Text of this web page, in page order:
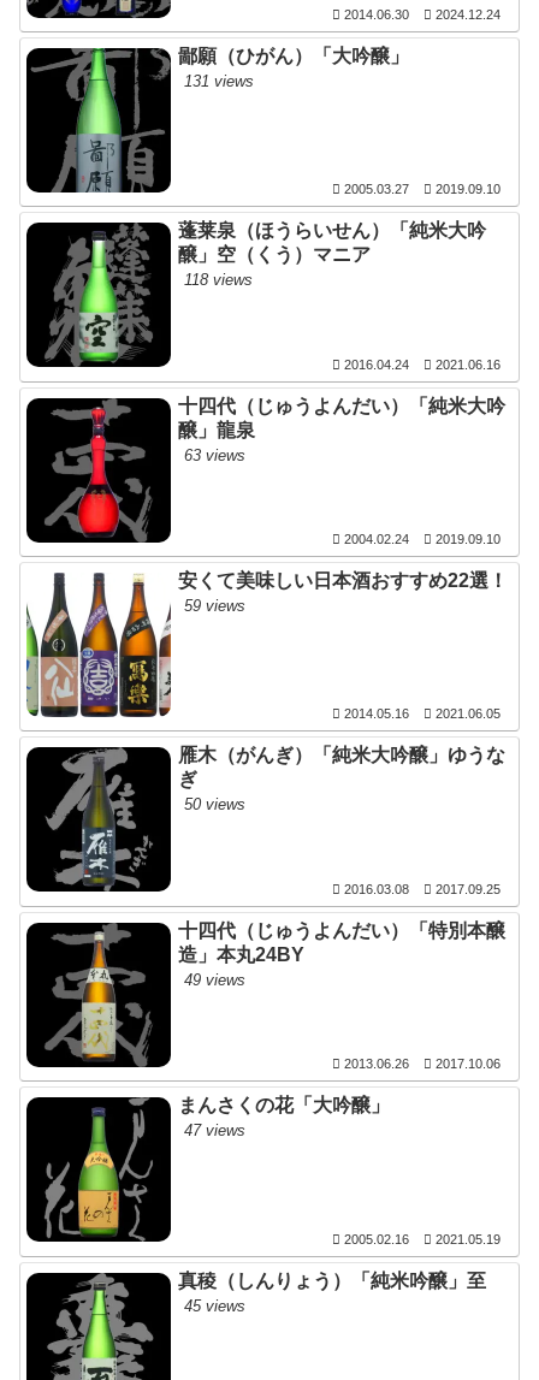
2014.06.30 2024.12.24
鄙願（ひがん）「大吟醸」
131 views
2005.03.27 2019.09.10
蓬莱泉（ほうらいせん）「純米大吟
醸」空（くう）マニア
118 views
2016.04.24 2021.06.16
十四代（じゅうよんだい）「純米大吟
醸」龍泉
63 views
2004.02.24 2019.09.10
安くて美味しい日本酒おすすめ22選！
59 views
2014.05.16 2021.06.05
雁木（がんぎ）「純米大吟醸」ゆうな
ぎ
50 views
2016.03.08 2017.09.25
十四代（じゅうよんだい）「特別本醸
造」本丸24BY
49 views
2013.06.26 2017.10.06
まんさくの花「大吟醸」
47 views
2005.02.16 2021.05.19
真稜（しんりょう）「純米吟醸」至
45 views